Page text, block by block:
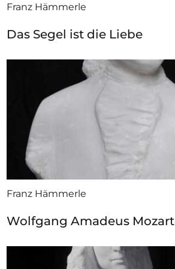
Franz Hämmerle
Das Segel ist die Liebe
Franz Hämmerle
Wolfgang Amadeus Mozart